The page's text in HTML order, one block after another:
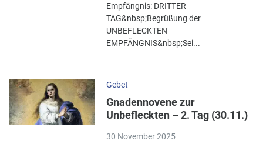
Empfängnis: DRITTER
TAG&nbsp;Begrüßung der
UNBEFLECKTEN
EMPFÄNGNIS&nbsp;Sei...
Gebet
Gnadennovene zur
Unbefleckten – 2. Tag (30.11.)
30 November 2025